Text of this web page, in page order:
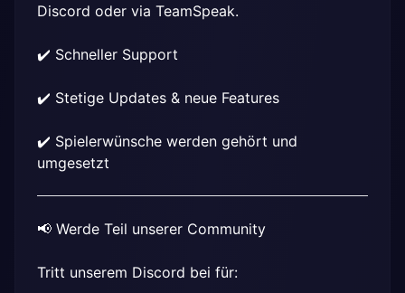
Discord oder via TeamSpeak.
✔️ Schneller Support
✔️ Stetige Updates & neue Features
✔️ Spielerwünsche werden gehört und
umgesetzt
📢 Werde Teil unserer Community
Tritt unserem Discord bei für: